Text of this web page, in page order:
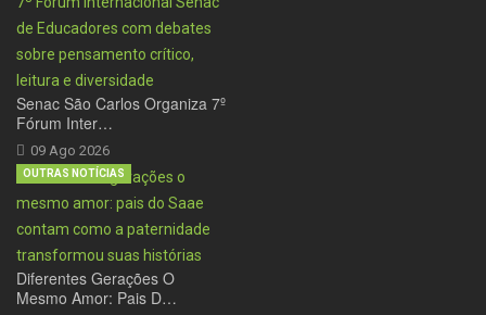
Senac São Carlos Organiza 7º
Fórum Inter…
09 Ago 2026
Diferentes Gerações O
Mesmo Amor: Pais D…
OUTRAS NOTÍCIAS